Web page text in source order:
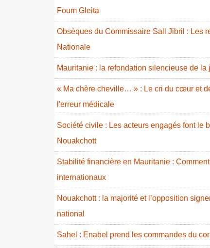
Foum Gleita
Obsèques du Commissaire Sall Jibril : Les
Nationale
Mauritanie : la refondation silencieuse de
« Ma chère cheville… » : Le cri du cœur et
l'erreur médicale
Société civile : Les acteurs engagés font le
Nouakchott
Stabilité financière en Mauritanie :
internationaux
Nouakchott : la majorité et l’opposition
national
Sahel : Enabel prend les commandes du